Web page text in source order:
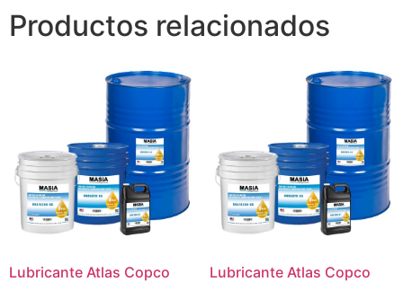
Productos relacionados
Lubricante Atlas Copco
Lubricante Atlas Copco